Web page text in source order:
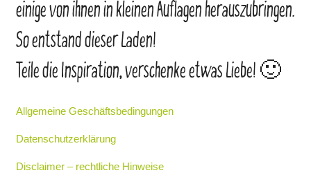
einige von ihnen in kleinen Auflagen herauszubringen.
So entstand dieser Laden!
Teile die Inspiration, verschenke etwas Liebe! 🙂
Allgemeine Geschäftsbedingungen
Datenschutzerklärung
Disclaimer – rechtliche Hinweise